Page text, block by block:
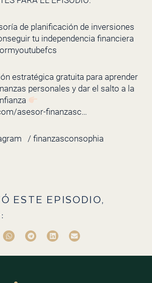
de planificación de inversiones
tu independencia financiera
estratégica gratuita para aprender
personales y dar el salto a la
asesor-finanzasc…
/ finanzasconsophia
ESTE EPISODIO,